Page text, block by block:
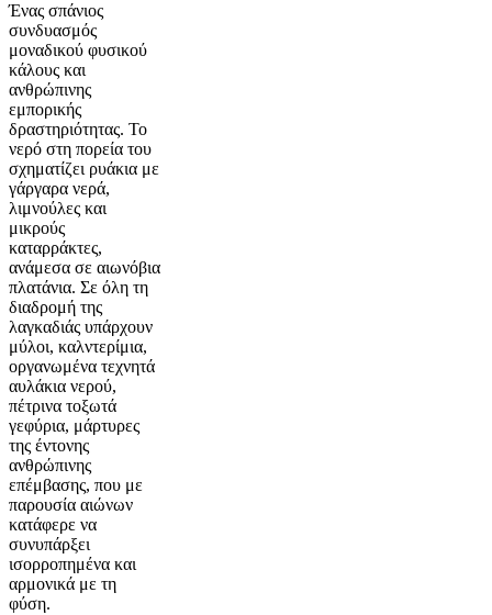
Ένας σπάνιος
συνδυασμός
μοναδικού φυσικού
κάλους και
ανθρώπινης
εμπορικής
δραστηριότητας. Το
νερό στη πορεία του
σχηματίζει ρυάκια με
γάργαρα νερά,
λιμνούλες και
μικρούς
καταρράκτες,
ανάμεσα σε αιωνόβια
πλατάνια. Σε όλη τη
διαδρομή της
λαγκαδιάς υπάρχουν
μύλοι, καλντερίμια,
οργανωμένα τεχνητά
αυλάκια νερού,
πέτρινα τοξωτά
γεφύρια, μάρτυρες
της έντονης
ανθρώπινης
επέμβασης, που με
παρουσία αιώνων
κατάφερε να
συνυπάρξει
ισορροπημένα και
αρμονικά με τη
φύση.